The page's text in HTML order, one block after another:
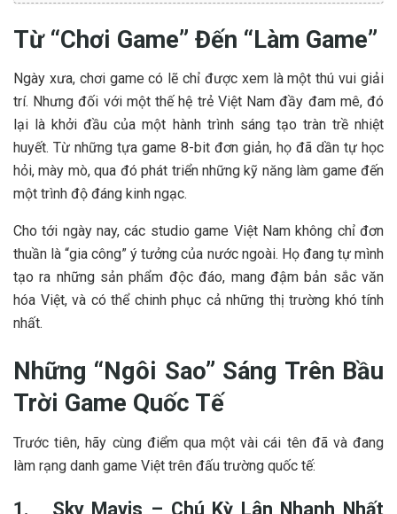
Từ “Chơi Game” Đến “Làm Game”
Ngày xưa, chơi game có lẽ chỉ được xem là một thú vui giải
trí. Nhưng đối với một thế hệ trẻ Việt Nam đầy đam mê, đó
lại là khởi đầu của một hành trình sáng tạo tràn trề nhiệt
huyết. Từ những tựa game 8-bit đơn giản, họ đã dần tự học
hỏi, mày mò, qua đó phát triển những kỹ năng làm game đến
một trình độ đáng kinh ngạc.
Cho tới ngày nay, các studio game Việt Nam không chỉ đơn
thuần là “gia công” ý tưởng của nước ngoài. Họ đang tự mình
tạo ra những sản phẩm độc đáo, mang đậm bản sắc văn
hóa Việt, và có thể chinh phục cả những thị trường khó tính
nhất.
Những “Ngôi Sao” Sáng Trên Bầu
Trời Game Quốc Tế
Trước tiên, hãy cùng điểm qua một vài cái tên đã và đang
làm rạng danh game Việt trên đấu trường quốc tế:
1. Sky Mavis – Chú Kỳ Lân Nhanh Nhất